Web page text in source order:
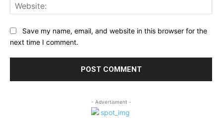
Save my name, email, and website in this browser for the
next time I comment.
- Advertisment -